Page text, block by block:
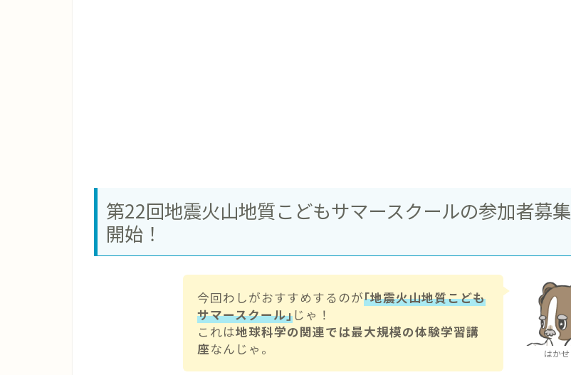
第22回地震火山地質こどもサマースクールの参加者募集
開始！
はかせ
今回わしがおすすめするのが｢地震火山地質こども
サマースクール｣じゃ！
これは地球科学の関連では最大規模の体験学習講
座なんじゃ。